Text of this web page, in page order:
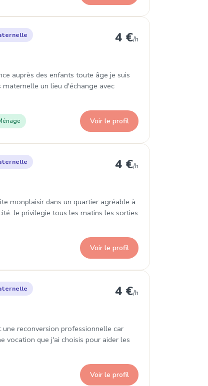
4 €/h
auprès des enfants toute âge je suis
un lieu d'échange avec
Voir le profil
4 €/h
monplaisir dans un quartier agréable à
Je privilegie tous les matins les sorties
Voir le profil
Arrondissement 4 €/h
reconversion professionnelle car
vocation que j'ai choisis pour aider les
Voir le profil